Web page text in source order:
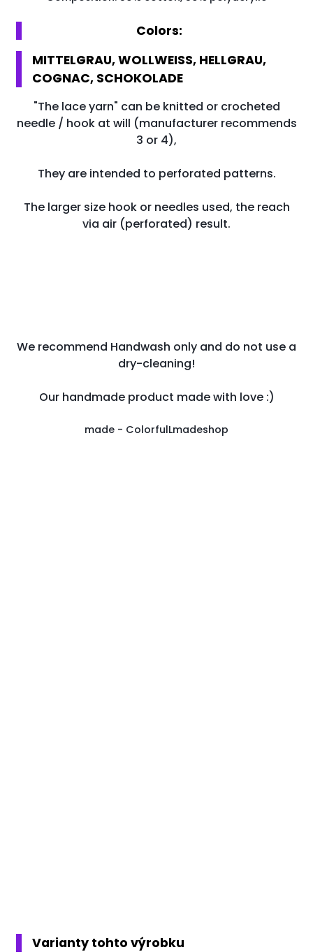
Colors:
MITTELGRAU, WOLLWEISS, HELLGRAU,
COGNAC, SCHOKOLADE
"The lace yarn" can be knitted or crocheted
needle / hook at will (manufacturer recommends
3 or 4),
They are intended to perforated patterns.
The larger size hook or needles used, the reach
via air (perforated) result.
We recommend Handwash only and do not use a
dry-cleaning!
Our handmade product made with love :)
made - ColorfulLmadeshop
Varianty tohto výrobku